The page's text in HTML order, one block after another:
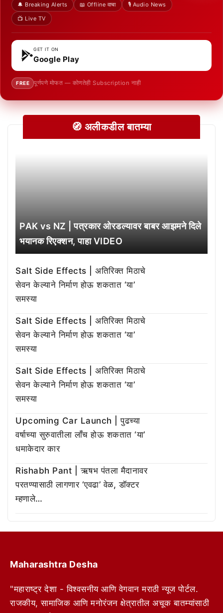
🔔 Breaking Alerts 📖 Offline वाचा
🎙️ Audio News
📺 Live TV
GET IT ON
Google Play
FREE पूर्णपणे मोफत — कोणतेही Subscription नाही
🧭 अलीकडील बातम्या
PAK vs NZ | पत्रकार ओरडल्यावर बाबर आझमने दिले
भयानक रिएक्शन, पाहा VIDEO
Salt Side Effects | अतिरिक्त मिठाचे
सेवन केल्याने निर्माण होऊ शकतात ‘या’
समस्या
Salt Side Effects | अतिरिक्त मिठाचे
सेवन केल्याने निर्माण होऊ शकतात ‘या’
समस्या
Salt Side Effects | अतिरिक्त मिठाचे
सेवन केल्याने निर्माण होऊ शकतात ‘या’
समस्या
Upcoming Car Launch | पुढच्या
वर्षाच्या सुरुवातीला लाँच होऊ शकतात ‘या’
धमाकेदार कार
Rishabh Pant | ऋषभ पंतला मैदानावर
परतण्यासाठी लागणार ‘एवढा’ वेळ, डॉक्टर
म्हणाले…
Maharashtra Desha
"महाराष्ट्र देशा - विश्वसनीय आणि वेगवान मराठी न्यूज पोर्टल.
राजकीय, सामाजिक आणि मनोरंजन क्षेत्रातील अचूक बातम्यांसाठी